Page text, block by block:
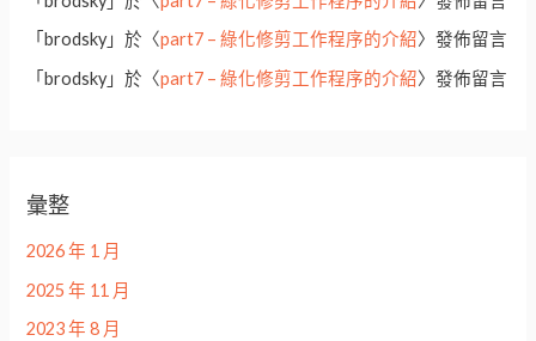
「brodsky」於〈part7 – 綠化修剪工作程序的介紹〉發佈留言
「brodsky」於〈part7 – 綠化修剪工作程序的介紹〉發佈留言
彙整
2026 年 1 月
2025 年 11 月
2023 年 8 月